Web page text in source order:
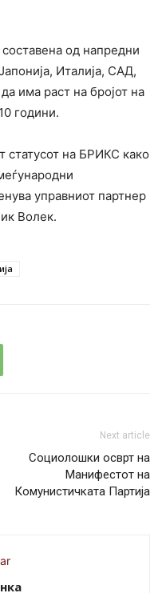
од напредни
Италија, САД,
има раст на бројот на
години.
статусот на БРИКС како
управниот партнер
Волек.
Next article
Социолошки осврт на
Манифестот на
Комунистичката Партија